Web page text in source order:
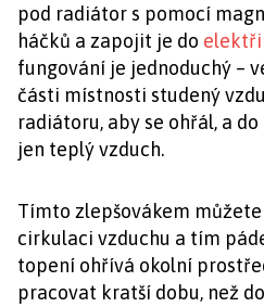
pod radiátor s pomocí
háčků a zapojit je do
fungování je jednoduchý –
části místnosti studený
radiátoru, aby se ohřál, a
jen teplý vzduch.
Tímto zlepšovákem
cirkulaci vzduchu a tím
topení ohřívá okolní
pracovat kratší dobu, než